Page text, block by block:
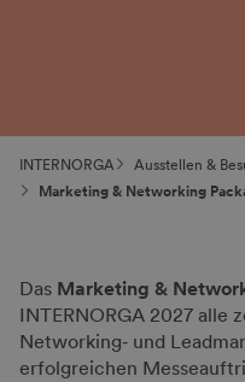
INTERNORGA Ausstellen &
Marketing & Networking
Das Marketing &
INTERNORGA 2027 alle
Networking‑ und
erfolgreichen